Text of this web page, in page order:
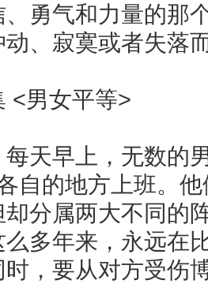
、勇气和力量的那
动、寂寞或者失落
<男女平等>
每天早上，无数的
各自的地方上班。
却分属两大不同
么多年来，永远在
时，要从对方受伤